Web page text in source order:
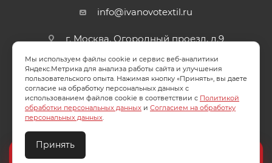
info@ivanovotextil.ru
г. Москва, Огородный проезд, д.9
СОГЛАСИЕ НА ОБРАБОТКУ ПЕРСОНАЛЬНЫХ ДАННЫХ
ПОЛИТИКА ОБРАБОТКИ ПЕРСОНАЛЬНЫХ ДАННЫХ
2026 © ООО "Ивановотекстиль". ОГРН:1073703000029
Мы используем файлы cookie и сервис веб-аналитики
Яндекс.Метрика для анализа работы сайта и улучшения
пользовательского опыта. Нажимая кнопку «Принять», вы даете
согласие на обработку персональных данных с
использованием файлов cookie в соответствии с Политикой
обработки персональных данных и Согласием на обработку
персональных данных.
Принять